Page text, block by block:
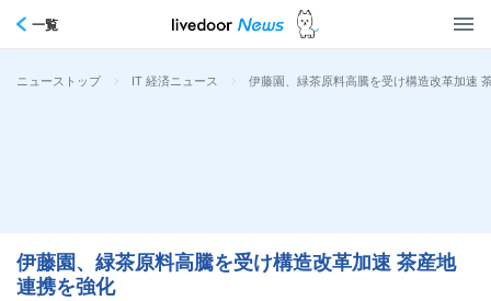
一覧
ニューストップ > IT 経済ニュース > 伊藤園、緑茶原料高騰を受け構造改革加速
伊藤園、緑茶原料高騰を受け構造改革加速 茶産地
連携を強化